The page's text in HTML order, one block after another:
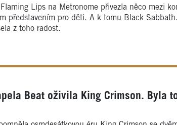
Lips na Metronome přivezla něco mezi
představením pro děti. A k tomu Black
z toho radost.
Beat oživila King Crimson. Byla